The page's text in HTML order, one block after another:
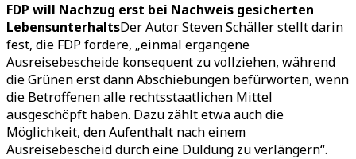
FDP will Nachzug erst bei Nachweis gesicherten
LebensunterhaltsDer Autor Steven Schäller stellt darin
fest, die FDP fordere, „einmal ergangene
Ausreisebescheide konsequent zu vollziehen, während
die Grünen erst dann Abschiebungen befürworten, wenn
die Betroffenen alle rechtsstaatlichen Mittel
ausgeschöpft haben. Dazu zählt etwa auch die
Möglichkeit, den Aufenthalt nach einem
Ausreisebescheid durch eine Duldung zu verlängern“.